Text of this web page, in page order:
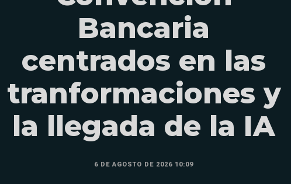
Bancaria
centrados en las
tranformaciones y
la llegada de la IA
6 DE AGOSTO DE 2026 10:09